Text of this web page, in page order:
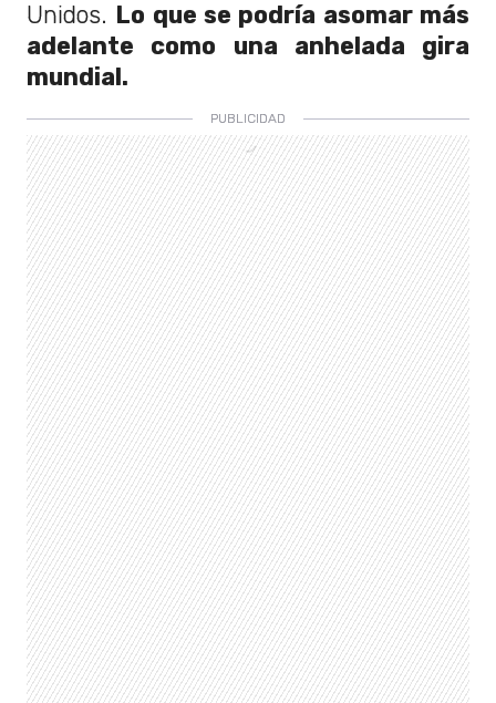
Unidos. Lo que se podría asomar más
adelante como una anhelada gira
mundial.